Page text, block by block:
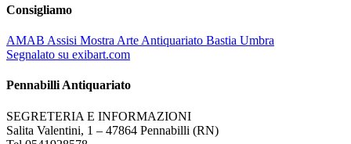
Consigliamo
AMAB Assisi Mostra Arte Antiquariato Bastia Umbra
Segnalato su exibart.com
Pennabilli Antiquariato
SEGRETERIA E INFORMAZIONI
Salita Valentini, 1 – 47864 Pennabilli (RN)